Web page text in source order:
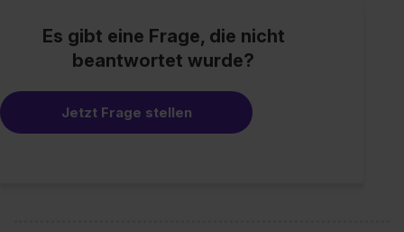
Es gibt eine Frage, die nicht
beantwortet wurde?
Jetzt Frage stellen